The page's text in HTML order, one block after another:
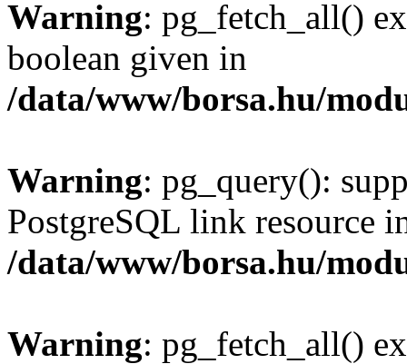
Warning: pg_fetch_all()
boolean given in
/data/www/borsa.hu/
Warning: pg_query():
PostgreSQL link resource
/data/www/borsa.hu/
Warning: pg_fetch_all()